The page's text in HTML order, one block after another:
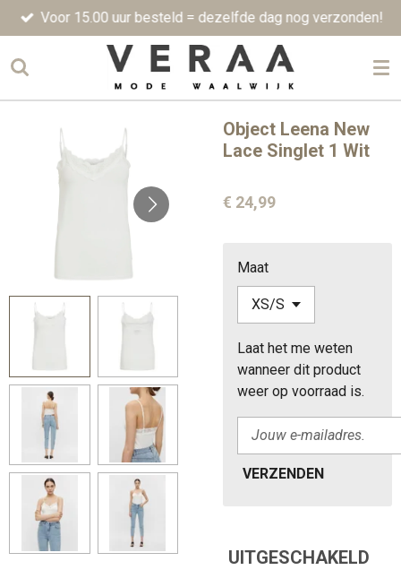
Ga
direct
naar
hoofdinhoud
Voor 15.00 uur besteld = dezelfde dag nog verzonden!
Object Leena New
Lace Singlet 1 Wit
€ 24,99
Maat
Laat het me weten
wanneer dit product
weer op voorraad is.
VERZENDEN
UITGESCHAKELD